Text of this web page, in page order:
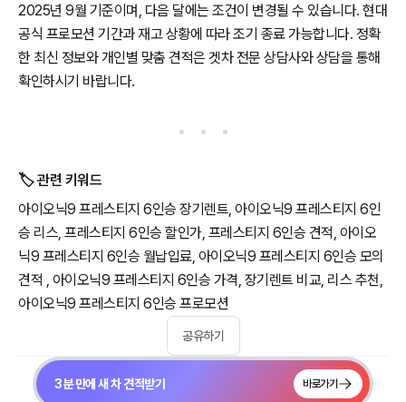
2025년 9월 기준이며, 다음 달에는 조건이 변경될 수 있습니다. 현대
공식 프로모션 기간과 재고 상황에 따라 조기 종료 가능합니다. 정확
한 최신 정보와 개인별 맞춤 견적은 겟차 전문 상담사와 상담을 통해
확인하시기 바랍니다.
🏷️ 관련 키워드
아이오닉9 프레스티지 6인승 장기렌트, 아이오닉9 프레스티지 6인
승 리스, 프레스티지 6인승 할인가, 프레스티지 6인승 견적, 아이오
닉9 프레스티지 6인승 월납입료, 아이오닉9 프레스티지 6인승 모의
견적 , 아이오닉9 프레스티지 6인승 가격, 장기렌트 비교, 리스 추천,
아이오닉9 프레스티지 6인승 프로모션
공유하기
3분 만에 새 차 견적받기 바로가기